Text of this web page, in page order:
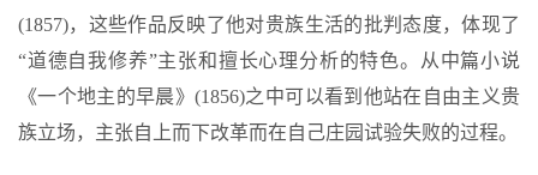
(1857)，这些作品反映了他对贵族生活的批判态度，体现了
“道德自我修养”主张和擅长心理分析的特色。从中篇小说
《一个地主的早晨》(1856)之中可以看到他站在自由主义贵
族立场，主张自上而下改革而在自己庄园试验失败的过程。